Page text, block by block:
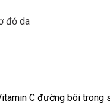
đỏ da
C đường bôi trong